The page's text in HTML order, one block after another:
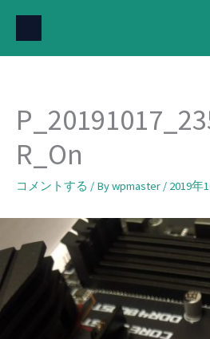
を
R_On
コメントする / Bywpmaster / 2019年